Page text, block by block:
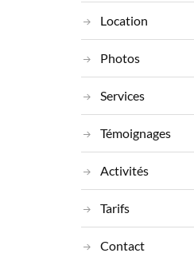
Location
Photos
Services
Témoignages
Activités
Tarifs
Contact